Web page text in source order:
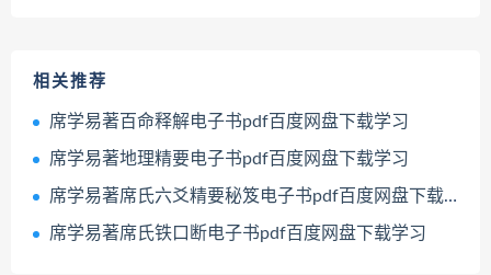
相关推荐
席学易著百命释解电子书pdf百度网盘下载学习
席学易著地理精要电子书pdf百度网盘下载学习
席学易著席氏六爻精要秘笈电子书pdf百度网盘下载学习
席学易著席氏铁口断电子书pdf百度网盘下载学习